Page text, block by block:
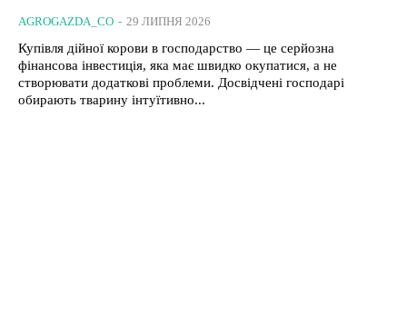
AGROGAZDA_CO - 29 ЛИПНЯ 2026
Купівля дійної корови в господарство — це серйозна
фінансова інвестиція, яка має швидко окупатися, а не
створювати додаткові проблеми. Досвідчені господарі
обирають тварину інтуїтивно...